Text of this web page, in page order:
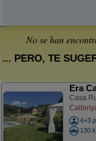
No se han
... PERO, TE
Era
Casa
4+3
130